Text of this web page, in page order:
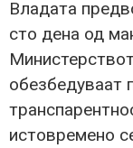
Владата
сто дена од
обезбедуваат
истовремено